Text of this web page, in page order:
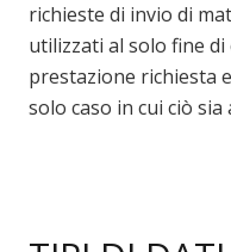
richieste di invio di
utilizzati al solo fine
prestazione richiesta
solo caso in cui ciò